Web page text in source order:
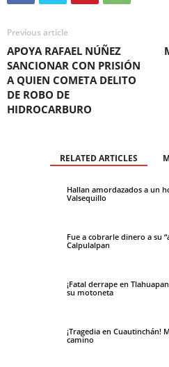
Previous article
APOYA RAFAEL NÚÑEZ
SANCIONAR CON PRISIÓN
A QUIEN COMETA DELITO
DE ROBO DE
HIDROCARBURO
RELATED ARTICLES
Hallan amordazados a un
Valsequillo
Fue a cobrarle dinero a su
Calpulalpan
¡Fatal derrape en
su motoneta
¡Tragedia en Cuautinchán!
camino